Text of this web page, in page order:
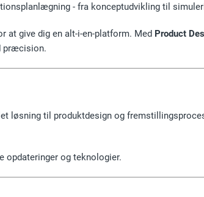
- fra konceptudvikling til
at give dig en alt-i-en-platform. Med Product
præcision.
løsning til produktdesign og
opdateringer og teknologier.